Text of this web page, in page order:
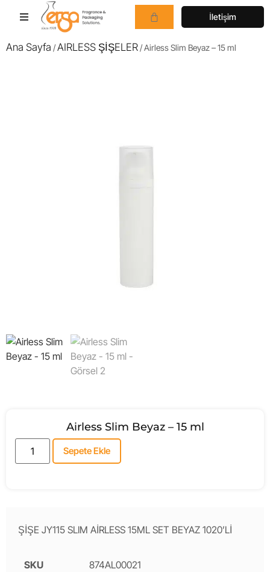
İletişim
Ana Sayfa /AIRLESS ŞİŞELER/ Airless Slim Beyaz – 15 ml
Airless Slim Beyaz – 15 ml
Sepete Ekle
ŞİŞE JY115 SLIM AİRLESS 15ML SET BEYAZ 1020’Lİ
SKU
874AL00021